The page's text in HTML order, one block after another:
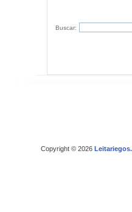
Buscar:
Copyright © 2026